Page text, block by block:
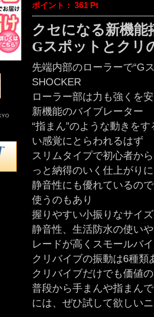
ポイント： 361 Pt
クセになる新機能
Gスポットとクリ
先端内部のローラーで“G
SHOCKER
ローラー部は力も強くを
新機能のバイブレーター
“指まん”のような動きを
い感覚にとらわれるはず
スリムタイプで初心者か
っと納得のいく仕上がり
静音性にも優れているの
使うのもあり
握りやすい小振りなサイ
静音性、生活防水の使い
レードが高くスモールバ
クリバイブの振動は6種
クリバイブだけでも価値
普段から手まんや指まん
には、ぜひ試して欲しい